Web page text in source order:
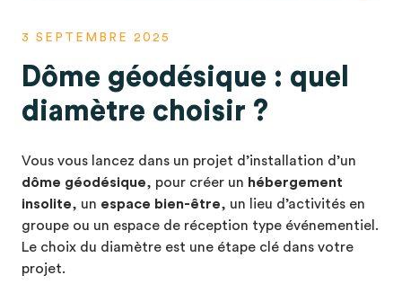
3 SEPTEMBRE 2025
Dôme géodésique : quel
diamètre choisir ?
Vous vous lancez dans un projet d’installation d’un
dôme géodésique, pour créer un hébergement
insolite, un espace bien-être, un lieu d’activités en
groupe ou un espace de réception type événementiel.
Le choix du diamètre est une étape clé dans votre
projet.